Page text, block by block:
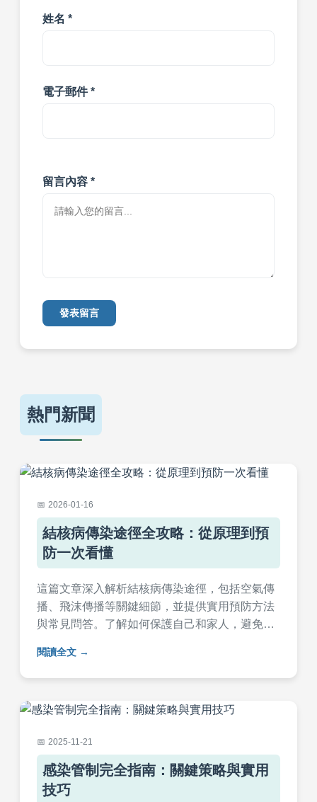
姓名 *
電子郵件 *
留言內容 *
發表留言
熱門新聞
2026-01-16
結核病傳染途徑全攻略：從原理到預
防一次看懂
這篇文章深入解析結核病傳染途徑，包括空氣傳
播、飛沫傳播等關鍵細節，並提供實用預防方法
與常見問答。了解如何保護自己和家人，避免感
讀。
閱讀全文
2025-11-21
感染管制完全指南：關鍵策略與實用
技巧